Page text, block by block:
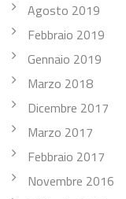
Agosto 2019
Febbraio 2019
Gennaio 2019
Marzo 2018
Dicembre 2017
Marzo 2017
Febbraio 2017
Novembre 2016